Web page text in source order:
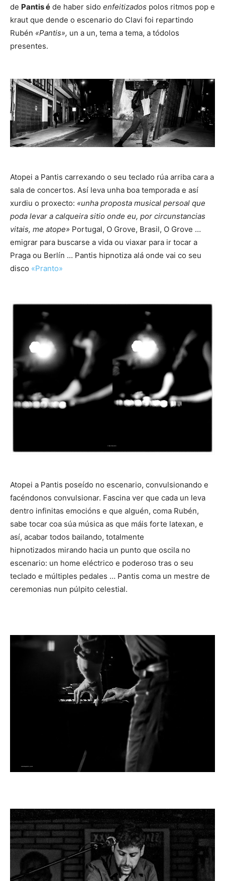
de Pantis é de haber sido enfeitizados polos ritmos pop e
kraut que dende o escenario do Clavi foi repartindo
Rubén «Pantis», un a un, tema a tema, a tódolos
presentes.
Atopei a Pantis carrexando o seu teclado rúa arriba cara a
sala de concertos. Así leva unha boa temporada e así
xurdiu o proxecto: «unha proposta musical persoal que
poda levar a calqueira sitio onde eu, por circunstancias
vitais, me atope» Portugal, O Grove, Brasil, O Grove …
emigrar para buscarse a vida ou viaxar para ir tocar a
Praga ou Berlín … Pantis hipnotiza alá onde vai co seu
disco «Pranto»
Atopei a Pantis poseído no escenario, convulsionando e
facéndonos convulsionar. Fascina ver que cada un leva
dentro infinitas emocións e que alguén, coma Rubén,
sabe tocar coa súa música as que máis forte latexan, e
así, acabar todos bailando, totalmente
hipnotizados mirando hacia un punto que oscila no
escenario: un home eléctrico e poderoso tras o seu
teclado e múltiples pedales … Pantis coma un mestre de
ceremonias nun púlpito celestial.